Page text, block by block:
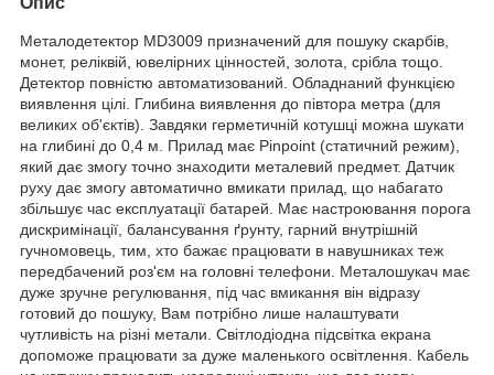
Металодетектор MD3009 призначений для пошуку скарбів,
монет, реліквій, ювелірних цінностей, золота, срібла тощо.
Детектор повністю автоматизований. Обладнаний функцією
виявлення цілі. Глибина виявлення до півтора метра (для
великих об'єктів). Завдяки герметичній котушці можна шукати
на глибині до 0,4 м. Прилад має Pinpoint (статичний режим),
який дає змогу точно знаходити металевий предмет. Датчик
руху дає змогу автоматично вмикати прилад, що набагато
збільшує час експлуатації батарей. Має настроювання порога
дискримінації, балансування ґрунту, гарний внутрішній
гучномовець, тим, хто бажає працювати в навушниках теж
передбачений роз'єм на головні телефони. Металошукач має
дуже зручне регулювання, під час вмикання він відразу
готовий до пошуку, Вам потрібно лише налаштувати
чутливість на різні метали. Світлодіодна підсвітка екрана
допоможе працювати за дуже маленького освітлення. Кабель